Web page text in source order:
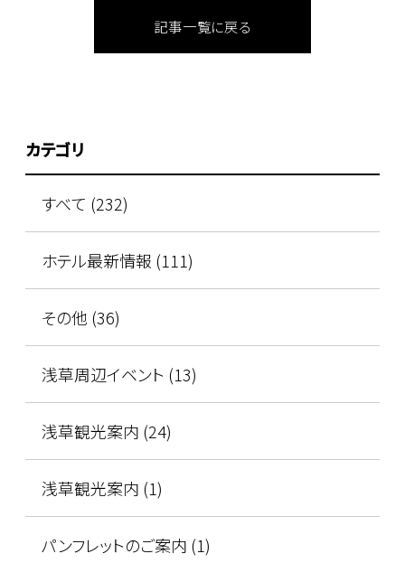
記事一覧に戻る
カテゴリ
すべて (232)
ホテル最新情報 (111)
その他 (36)
浅草周辺イベント (13)
浅草観光案内 (24)
浅草観光案内 (1)
パンフレットのご案内 (1)